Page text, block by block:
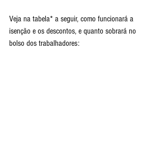
Veja na tabela* a seguir, como funcionará a
isenção e os descontos, e quanto sobrará no
bolso dos trabalhadores: